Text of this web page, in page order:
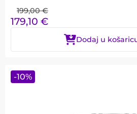
199,00 €
179,10 €
Dodaj u
-10%